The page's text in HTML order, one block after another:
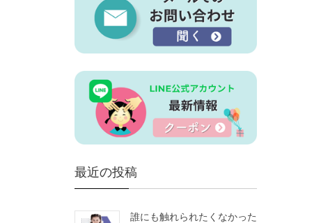
最近の投稿
誰にも触れられたくなかった